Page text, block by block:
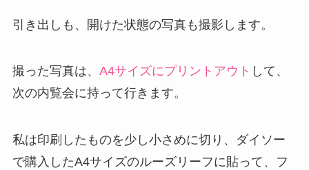
引き出しも、開けた状態の写真も撮影します。
撮った写真は、 A4サイズにプリントアウト して、
次の内覧会に持って行きます。
私は印刷したものを少し小さめに切り、ダイソー
で購入したA4サイズのルーズリーフに貼って、フ